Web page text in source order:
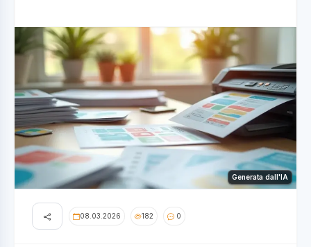
Generata dall'IA
08.03.2026 182 0